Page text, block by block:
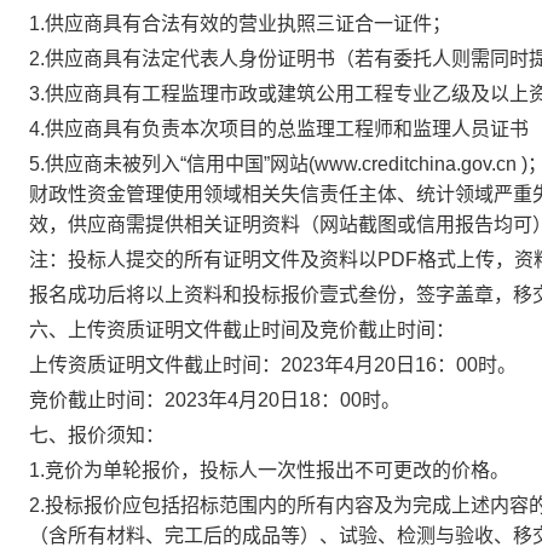
1.供应商具有合法有效的营业执照三证合一证件；
2.供应商具有法定代表人身份证明书（若有委托人则需同
3.供应商具有工程监理市政或建筑公用工程专业乙级及以上
4.供应商具有负责本次项目的总监理工程师和监理人员证书
5.供应商未被列入“信用中国”网站(www.creditchina.gov.cn )
财政性资金管理使用领域相关失信责任主体、统计领域严
效，供应商需提供相关证明资料（网站截图或信用报告均可
注：投标人提交的所有证明文件及资料以 PDF格式上传，资
报名成功后将以上资料和投标报价壹式叁份，签字盖章，移
六、上传资质证明文件截止时间及竞价截止时间：
上传资质证明文件截止时间： 2023年4月 20 日 16： 00时。
竞价截止时间： 2023年4月 20 日 18： 00时。
七、报价须知：
1.竞价为单轮报价，投标人一次性报出不可更改的价格。
2.投标报价应包括招标范围内的所有内容及为完成上述内
（含所有材料、完工后的成品等）、试验、检测与验收、